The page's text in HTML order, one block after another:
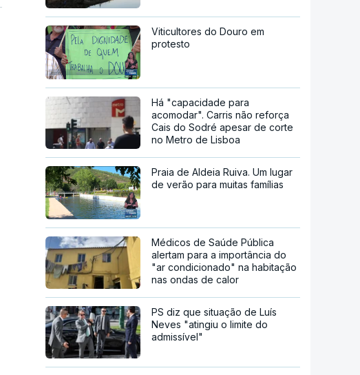
Viticultores do Douro em
protesto
Há "capacidade para
acomodar". Carris não reforça
Cais do Sodré apesar de corte
no Metro de Lisboa
Praia de Aldeia Ruiva. Um lugar
de verão para muitas famílias
Médicos de Saúde Pública
alertam para a importância do
"ar condicionado" na habitação
nas ondas de calor
PS diz que situação de Luís
Neves "atingiu o limite do
admissível"